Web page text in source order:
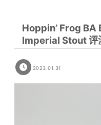
Hoppin’ Frog BA
Imperial Stout 评
2023.01.31